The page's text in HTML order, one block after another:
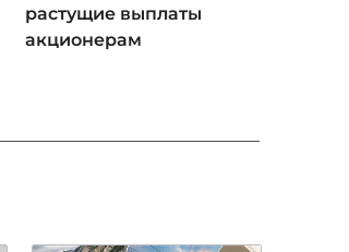
растущие выплаты
акционерам